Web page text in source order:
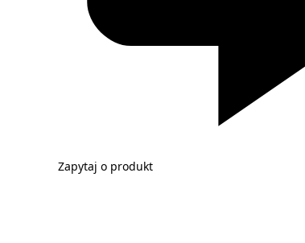
Zapytaj o produkt